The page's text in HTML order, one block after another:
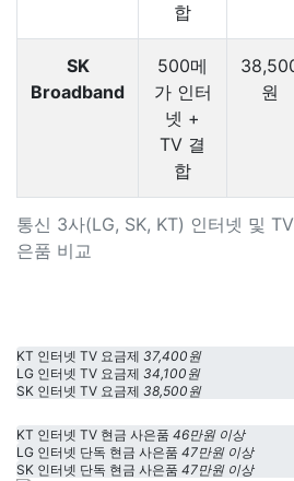
통신 3사(LG, SK, KT) 인터넷 및
은품 비교
합
SK
Broadband
500메
가 인터
넷 +
TV 결
합
원
KT 인터넷 TV 요금제 37,400원
LG 인터넷 TV 요금제 34,100원
SK 인터넷 TV 요금제 38,500원
KT 인터넷 TV 현금 사은품 46만원 이상
LG 인터넷 단독 현금 사은품 47만원 이상
SK 인터넷 단독 현금 사은품 47만원 이상